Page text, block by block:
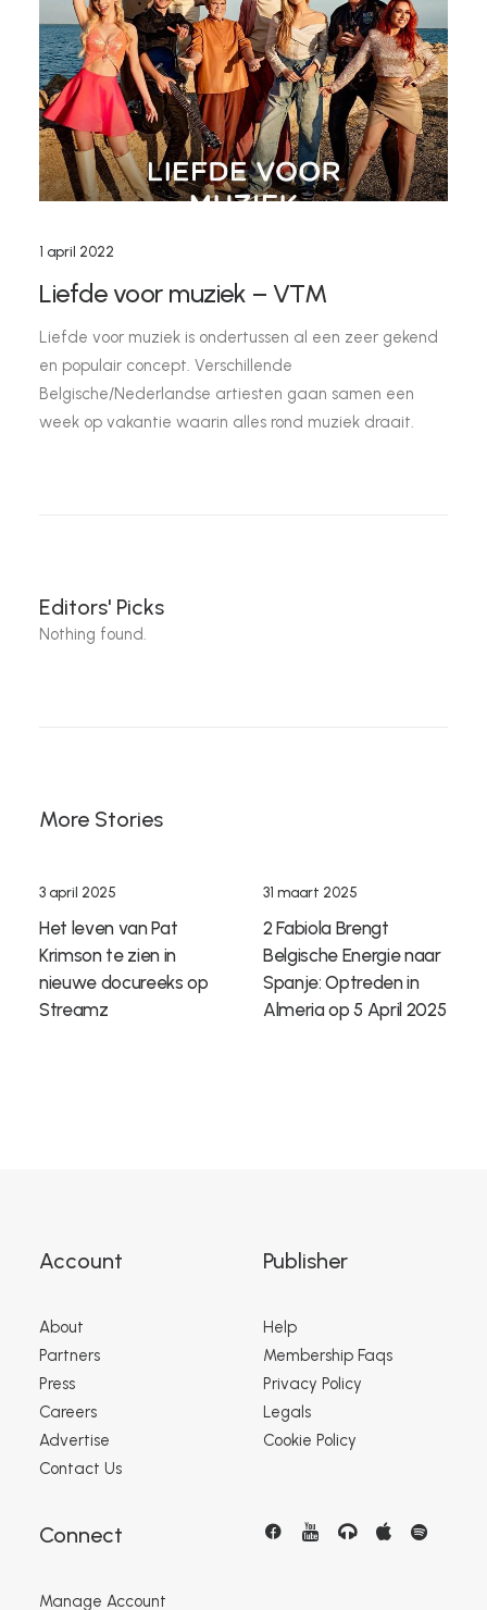
1 april 2022
Liefde voor muziek – VTM
Liefde voor muziek is ondertussen al een zeer gekend
en populair concept. Verschillende
Belgische/Nederlandse artiesten gaan samen een
week op vakantie waarin alles rond muziek draait.
Editors' Picks
Nothing found.
More Stories
3 april 2025
Het leven van Pat
Krimson te zien in
nieuwe docureeks op
Streamz
31 maart 2025
2 Fabiola Brengt
Belgische Energie naar
Spanje: Optreden in
Almeria op 5 April 2025
Account
About
Partners
Press
Careers
Advertise
Contact Us
Publisher
Help
Membership Faqs
Privacy Policy
Legals
Cookie Policy
Connect
Manage Account